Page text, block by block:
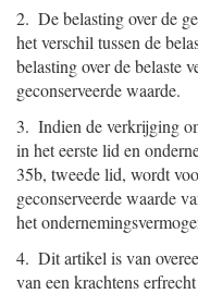
2. De belasting over de
het verschil tussen de
belasting over de belaste
geconserveerde waarde.
3. Indien de verkrijging
in het eerste lid en
35b, tweede lid, wordt
geconserveerde waarde
het
4. Dit artikel is van
van een krachtens